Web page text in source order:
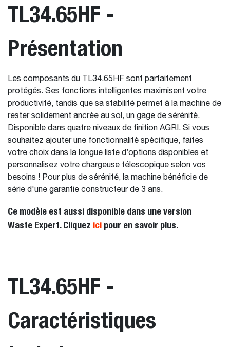
TL34.65HF -
Présentation
Les composants du TL34.65HF sont parfaitement
protégés. Ses fonctions intelligentes maximisent votre
productivité, tandis que sa stabilité permet à la machine de
rester solidement ancrée au sol, un gage de sérénité.
Disponible dans quatre niveaux de finition AGRI. Si vous
souhaitez ajouter une fonctionnalité spécifique, faites
votre choix dans la longue liste d’options disponibles et
personnalisez votre chargeuse télescopique selon vos
besoins ! Pour plus de sérénité, la machine bénéficie de
série d'une garantie constructeur de 3 ans.
Ce modèle est aussi disponible dans une version
Waste Expert. Cliquez ici pour en savoir plus.
TL34.65HF -
Caractéristiques